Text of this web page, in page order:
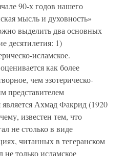
90-х годов нашего
мысль и духовность»
выделить два основных
десятилетия: 1)
исламское.
как более
чем эзотерическо-
представителем
является Ахмад Факрид (1920
известен тем, что
не столько в виде
читанных в тегеранском
только исламское